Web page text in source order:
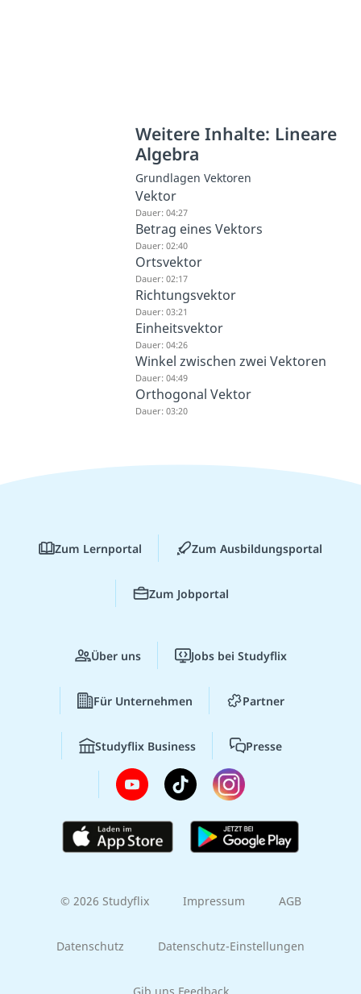
Weitere Inhalte: Lineare
Algebra
Grundlagen Vektoren
Vektor
Dauer: 04:27
Betrag eines Vektors
Dauer: 02:40
Ortsvektor
Dauer: 02:17
Richtungsvektor
Dauer: 03:21
Einheitsvektor
Dauer: 04:26
Winkel zwischen zwei Vektoren
Dauer: 04:49
Orthogonal Vektor
Dauer: 03:20
Zum Lernportal Zum Ausbildungsportal
Zum Jobportal
Über uns Jobs bei Studyflix
Für Unternehmen Partner
Studyflix Business Presse
© 2026 Studyflix Impressum AGB
Datenschutz Datenschutz-Einstellungen
Gib uns Feedback